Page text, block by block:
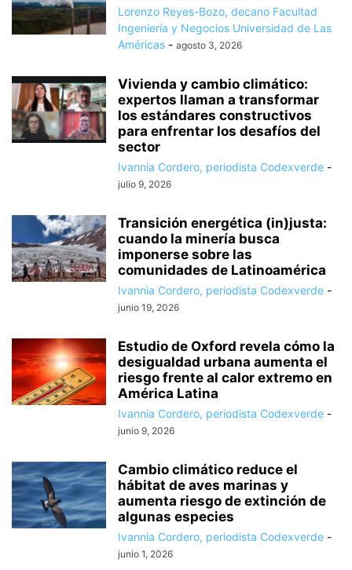
Lorenzo Reyes-Bozo, decano Facultad
Ingeniería y Negocios Universidad de Las
Américas - agosto 3, 2026
Vivienda y cambio climático:
expertos llaman a transformar
los estándares constructivos
para enfrentar los desafíos del
sector
Ivannia Cordero, periodista Codexverde -
julio 9, 2026
Transición energética (in)justa:
cuando la minería busca
imponerse sobre las
comunidades de Latinoamérica
Ivannia Cordero, periodista Codexverde -
junio 19, 2026
Estudio de Oxford revela cómo la
desigualdad urbana aumenta el
riesgo frente al calor extremo en
América Latina
Ivannia Cordero, periodista Codexverde -
junio 9, 2026
Cambio climático reduce el
hábitat de aves marinas y
aumenta riesgo de extinción de
algunas especies
Ivannia Cordero, periodista Codexverde -
junio 1, 2026